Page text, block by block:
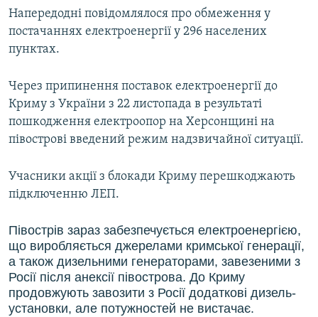
Напередодні повідомлялося про обмеження у
постачаннях електроенергії у 296 населених
пунктах.
Через припинення поставок електроенергії до
Криму з України з 22 листопада в результаті
пошкодження електроопор на Херсонщині на
півострові введений режим надзвичайної ситуації.
Учасники акції з блокади Криму перешкоджають
підключенню ЛЕП.
Півострів зараз забезпечується електроенергією,
що виробляється джерелами кримської генерації,
а також дизельними генераторами, завезеними з
Росії після анексії півострова. До Криму
продовжують завозити з Росії додаткові дизель-
установки, але потужностей не вистачає.